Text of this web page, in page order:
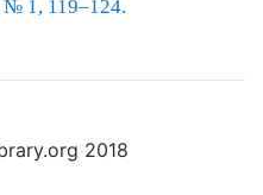
№ 1, 119–124.
2018